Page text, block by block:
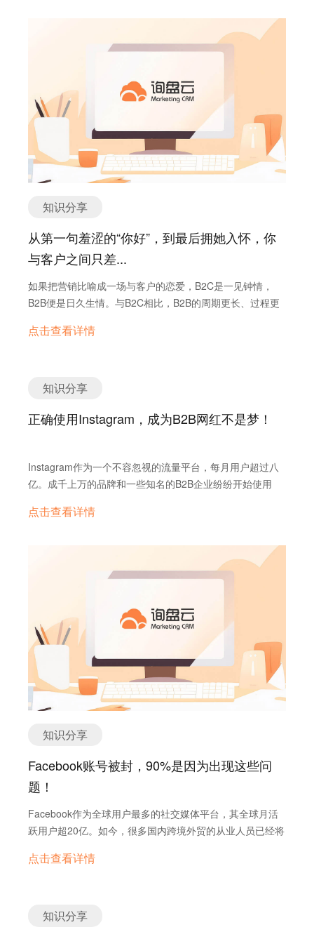
者通过图片再现真实产品被使用的场景； 例如，可以在一张
展示花瓶的图片旁边摆放一瓶插满花的相同花瓶，方便用户
进行实物对比。 4.引入客户的评价 电商网站的商品评论就
的12倍，所以要鼓励客户评论，让客户来帮忙做营销。在消
费者浏览商品信息的时候，会顺便浏览下关于商品的评论，
而据调查，86％以上的消费者将评论视为购买的重要依据，
56％的消费者专找那种带评论的网站。 用户推荐除了会带
来高转化率，对于推荐者本身也会提高TA使用产品的活跃度
和留存，会对这个品牌更加忠诚。用户评论只是口碑营销的
其中一种形式，互联网上还通过各种社交网络关系传播, 以
及一些口碑网站、平台，传播势能和效率大大提高。 5.简化
是对新顾客来说。在选好心仪的产品加入购物车后，可能需
要经过购物车页，填地址页，支付页，跳转第三方支付，最
20%甚至更多的用户。由于客户在网站上的注意时长越来越
短，因此要让客户尽可能快捷地到达购物车或付款界面，引
导客户到最终付款页面的环节不要超过3步。 6.提供在线聊
天窗口 若要改善在线客户体验，其中一个最重要的技巧就是
址。而且当他们浪费了很多时间来寻找产品无果后，会很容
码放在首页和联系中心；如果您希望尽快促成客户下单，安
一来，潜在客户就能更容易联系到商家，并且提出关于产品
的问题，或者咨询报价，而无需打电话或等待邮件回复。我
们经常会看到一些知名公司在网站上漏掉了号召购买的提
理、Google、Facebook、B2B营销推广等功能，帮助外贸
企业提高营销获客效率。帮您留住网站客户，打通海外搜索
同时询盘有支持免翻墙使用海外社交媒体推广、搜索引擎推
广、海外B2B平台推广，深度学习用户画像，不断优化广告
投放。询盘云融合多种InboundMarketing推广方式，为2B
企业的海外推广提供最佳的推广效果。
您的广告仍可能会展示。 如果你的否定关键字是“Bubble
Tea” 广告将会显示：Tea in Taiwan 广告将不会显示：
匹配关键字，如果构成关键字的所有字词以相同顺序包含在
搜索中，广告将不会展示。搜索中可以包含其他字词，只要
关键字中的所有字词以相同顺序包含在搜索中，广告便不会
显示。 如果您的否定关键字是：“Mango Smoothie” 广告将
会显示：Do smoothies with mangoes taste good? 广告将
不会显示：Healthymango smoothie recipe c、否定完全匹
配 对于否定完全匹配关键字，如果构成关键字的所有字词以
将不会展示。如果搜索中除了包含构成关键字的所有字词
外，还包含其他字词，则广告仍有可能会展示。 如果你的否
定关键字是“Peanut Butter” 广告将会显示：Peanut Butter
JellySandwich 广告将不会显示：Peanut Butter 2. 善用再营
销 如果用户点击了你的广告然后离开了网站，请让再营销发
挥功效把那些流失的访客拉回来。许多公司还未能充分地利
面的两个小技巧开始： a、为转化出价 针对用户放弃的行为
用优惠券代码或折扣重新定位这些受众。你的小付出可能会
收获大回报。 b、延时重定向 你知道什么样的广告极其令人
厌烦？在Facebook，LinkedIn，电视和所有手机游戏中同
你可以不断地推出新消息和内容，总是给人耳目一新的感
觉。 3.…
贸企业搭乘互联网这趟快车。滴，来不及多说了，快上车！
一、B2B平台 B2B平台是一种成熟的国际贸易推广方式，也
是传统外贸企业转型为跨境电商行业的首要参考渠道，B2B
平台规则获取流量。 B2B平台有付费及免费的选择，但想要
获取优质的流量建议以付费渠道为主，知名的渠道有
Alibaba、made in China等等，其中流量最大的是Alibaba平
台。 二、外贸官网 外贸官网是外贸企业长远发展的必要渠
道，分成展示型及营销型官网两种。展示型官网适用于要求
较低的企业，当客户有需求才发给客户查看，但展示型官网
足SEO、SEM、EDM等功能需求。 很多外贸朋友的网站都
功，询盘接口无法收到客户询盘等等问题，鑫互联可以为外
贸人提供的是营销型网站建设、营销推广代理服务、提供提
网开始工作的最基础环节，并不是建个网站出来就能够有流
量有询盘。一个有效果能够获得的官网，必然需像全球一站
系统一样，做好响应式官网建站、谷歌SEO、全网推广、全
球200多个国家，88%的互联网用户。无论是新官网还是老
官网，都可以通过Google 广告快速引流，当然新官网的访
问速度，站内的优化布局，产品内页文案都要优化好，不然
Google合作伙伴广告网络、Youtube、Gmail广告网络等，
付费方式主要有点击付费和每千次展示付费等等。而我们外
收费，只有当用户看到广告并且点击广告进入官网才收费。
进行广告投放，当然，假如你的投放广告目标国家是西班牙
的话，建议弄个相应语言的网站，这样的效果会更好。 四、
内容平台推广 像国外知名的Facebook、Google+、维基百
Twitter、Linkedin是偏向社交类的内容平台，做社交类平台
就是在做粉丝经济。 但是，这并不代表大家就得要疯狂去加
粉，一是容易被封号；二是未得到粉丝的认可和信任，试想
一下，就像我们某信中总会遇到那么几个微商，天天除了发
广告，还是发广告，而且一发都是在刷屏，这样的刷屏广告
会引起反感心理，效果也就可想而知了。 做社交类平台推广
一定稳，不能操之过急，先了解各个平台的规则禁忌、基础
操作等等方面，像正常用户一样更新动态，可以是遇到一些
内容；关注行业相关客户动态，点点赞，评论互动互动等。
五、视频推广 Youtube是国外流量最大的视频平台，平台的
活跃用户除了经常关注娱乐，新闻，电影类等用户，也有很
多有经验买家搜索与采购产品相关专业资讯及产品专业评测
等视频信息，这些都有可能是我们的潜在客户群。 除了一些
外贸企业可以在Youtube上建议一个企业的频道主页，将企
六、EDM邮件营销 上面的几种方法是为网站或B2B平台的
知识分享
从第一句羞涩的“你好”，到最后拥她入怀，你
与客户之间只差...
如果把营销比喻成一场与客户的恋爱，B2C是一见钟情，
B2B便是日久生情。与B2C相比，B2B的周期更长、过程更
就跟你走，而是需要更多的信息来衡量和确认自己的选择。
本领，说服丈母娘一家人才行。 很多人都输了这场“持久
你的了。 第一篇 | 遇见篇：只是因为在人群中多看了你一眼
销也是这样，你得先让客户对你有一定的认知，你的产品才
更容易卖出去。那么，怎么才能让相隔千万里的客户发现你
呢？ 营销1.0时代，外贸企业通过创建海外办事处（或子公
司）、签订代理商或是参加展会等线下形式，以求出现在客
海外客户可以直接接触商品，影响购买决定。但是其劣势也
是致命的： 总结：营销1.0时代的外贸企业，就像是一个憨
地发现，费力不讨好。营销2.0时代，大量企业涌向阿里巴
巴、中国制造、环球资源及一些本土的第三方B2B平台，寻
求向海外客户“发声”的机会，所有人都尽情享受着这场胜利
的狂欢。 然而，当红利期转瞬即逝，第三方B2B平台的弊端
也显露无疑：背靠大树真的好乘凉吗，如果树下的人太多了
呢，还有你的阴凉吗？ 总结：营销2.0时代的外贸企业，就
像是相貌平平、家境普通的“屌丝”一枚，扔到人堆里，女神
个凸显个性的时代，外贸企业不再削尖脑袋往第三方平台里
挤，而是自己搭建多样化营销型官网，通过优化推广，将产
品展示在潜在客户面前，让客户主动找到自己。这时企业得
到的流量质量是极高的，是非常具有转化价值的。 目前最有
效的海外线上营销推广渠道是Google竞价广告和Facebook
社交媒体营销。从流量资源来说，这两家都是流量巨头公
说，Google能做到的是当客户需要你的产品（或服务），并
哎，我了解一下吧！于是你轻松走入了客户的心里。 而通过
Facebook，你可以运营主页，积累品牌形象。同时可以创
点击查看详情
知识分享
正确使用Instagram，成为B2B网红不是梦！
Instagram作为一个不容忽视的流量平台，每月用户超过八
亿。成千上万的品牌和一些知名的B2B企业纷纷开始使用
热的情况下，你还会觉得利用Instagram进行宣传与你无关
销相对“无聊”，但只要你按照下文提到的技巧来做，成为
Instagram坐拥数万粉丝的B2B网红不是梦！举个简单的例
子，通用电气作为一个知名的B2B品牌,销售的大部分产品并
的互动参与内容在Instagram上创造了很多热门话题。如今
通用电气在Ins上拥有33.9k的粉丝，每篇帖子平均点赞数在
三千左右，可以说是当之无愧的“网红”。 Instagram是一个
视觉化平台，主要是通过图片或视频来传达信息，这是一把
双刃剑，好的方面是你不必花太多时间编辑内容，另一方面
却要注意，没有人只愿意单纯的看图片，重要的是图片所带
殊时刻、幕后故事 以通用电气为例，通过分享特殊时刻和幕
像上图的两篇帖子，通用电气分别分享了员工维护喷射发动
机和第一次投入使用的瞬间来吸引读者。 内心OS：我们的
们是在和一个人交流而不是和一个冷冰冰的的品牌账号，做
到这一点的关键是要增强参与性和互动性，可以搭建一个围
绕品牌的社区环境，鼓励用户参与到内容的讨论中，或者引
帖子所带的#Power Couple的话题非常有趣，和这个话题里
点击查看详情
知识分享
Facebook账号被封，90%是因为出现这些问
题！
Facebook作为全球用户最多的社交媒体平台，其全球月活
跃用户超20亿。如今，很多国内跨境外贸的从业人员已经将
到Facebook账号被封的问题。在今天的文章中，询盘云将
为您的海外推广保驾护航！ 一、使用固定IP的VPN 据调查
点击查看详情
知识分享